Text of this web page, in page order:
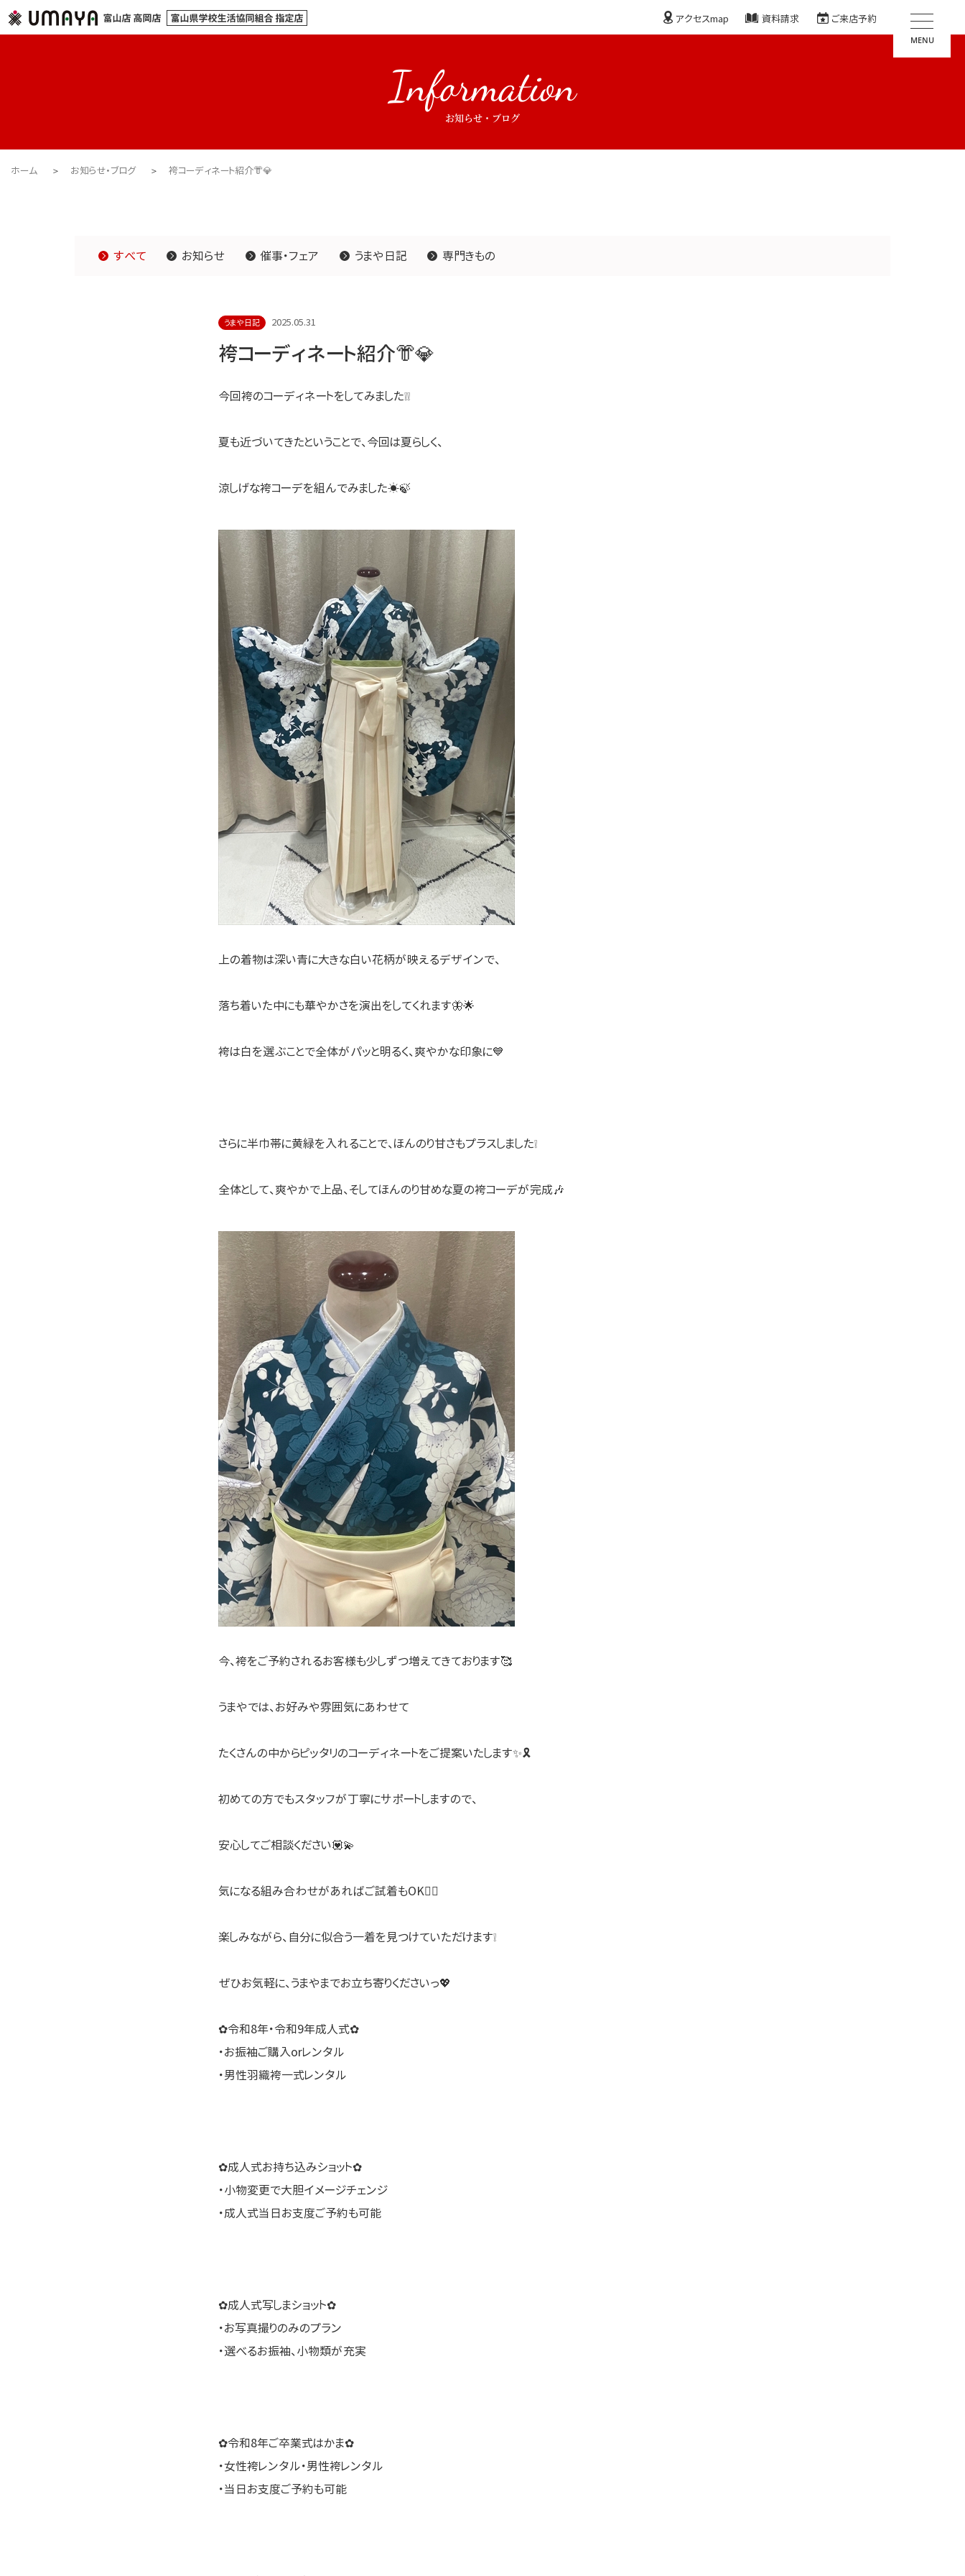
アクセスmap 資料請求 ご来店予約
MENU
Information
お知らせ・ブログ
ホーム お知らせ・ブログ 袴コーディネート紹介👘💎
すべて お知らせ 催事・フェア うまや日記 専門きもの
うまや日記 2025.05.31
袴コーディネート紹介👘💎
今回袴のコーディネートをしてみました❕❕
夏も近づいてきたということで、今回は夏らしく、
涼しげな袴コーデを組んでみました☀🍃
上の着物は深い青に大きな白い花柄が映えるデザインで、
落ち着いた中にも華やかさを演出をしてくれます🦋🌟
袴は白を選ぶことで全体がパッと明るく、爽やかな印象に💙
さらに半巾帯に黄緑を入れることで、ほんのり甘さもプラスしました❕
全体として、爽やかで上品、そしてほんのり甘めな夏の袴コーデが完成🎶
今、袴をご予約されるお客様も少しずつ増えてきております🥰
うまやでは、お好みや雰囲気にあわせて
たくさんの中からピッタリのコーディネートをご提案いたします✨🎗
初めての方でもスタッフが丁寧にサポートしますので、
安心してご相談ください💟💫
気になる組み合わせがあればご試着もOK🙆‍♀️
楽しみながら、自分に似合う一着を見つけていただけます❕
ぜひお気軽に、うまやまでお立ち寄りくださいっ💖
✿令和8年・令和9年成人式✿
・お振袖ご購入orレンタル
・男性羽織袴一式レンタル
✿成人式お持ち込みショット✿
・小物変更で大胆イメージチェンジ
・成人式当日お支度ご予約も可能
✿成人式写しまショット✿
・お写真撮りのみのプラン
・選べるお振袖、小物類が充実
✿令和8年ご卒業式はかま✿
・女性袴レンタル・男性袴レンタル
・当日お支度ご予約も可能